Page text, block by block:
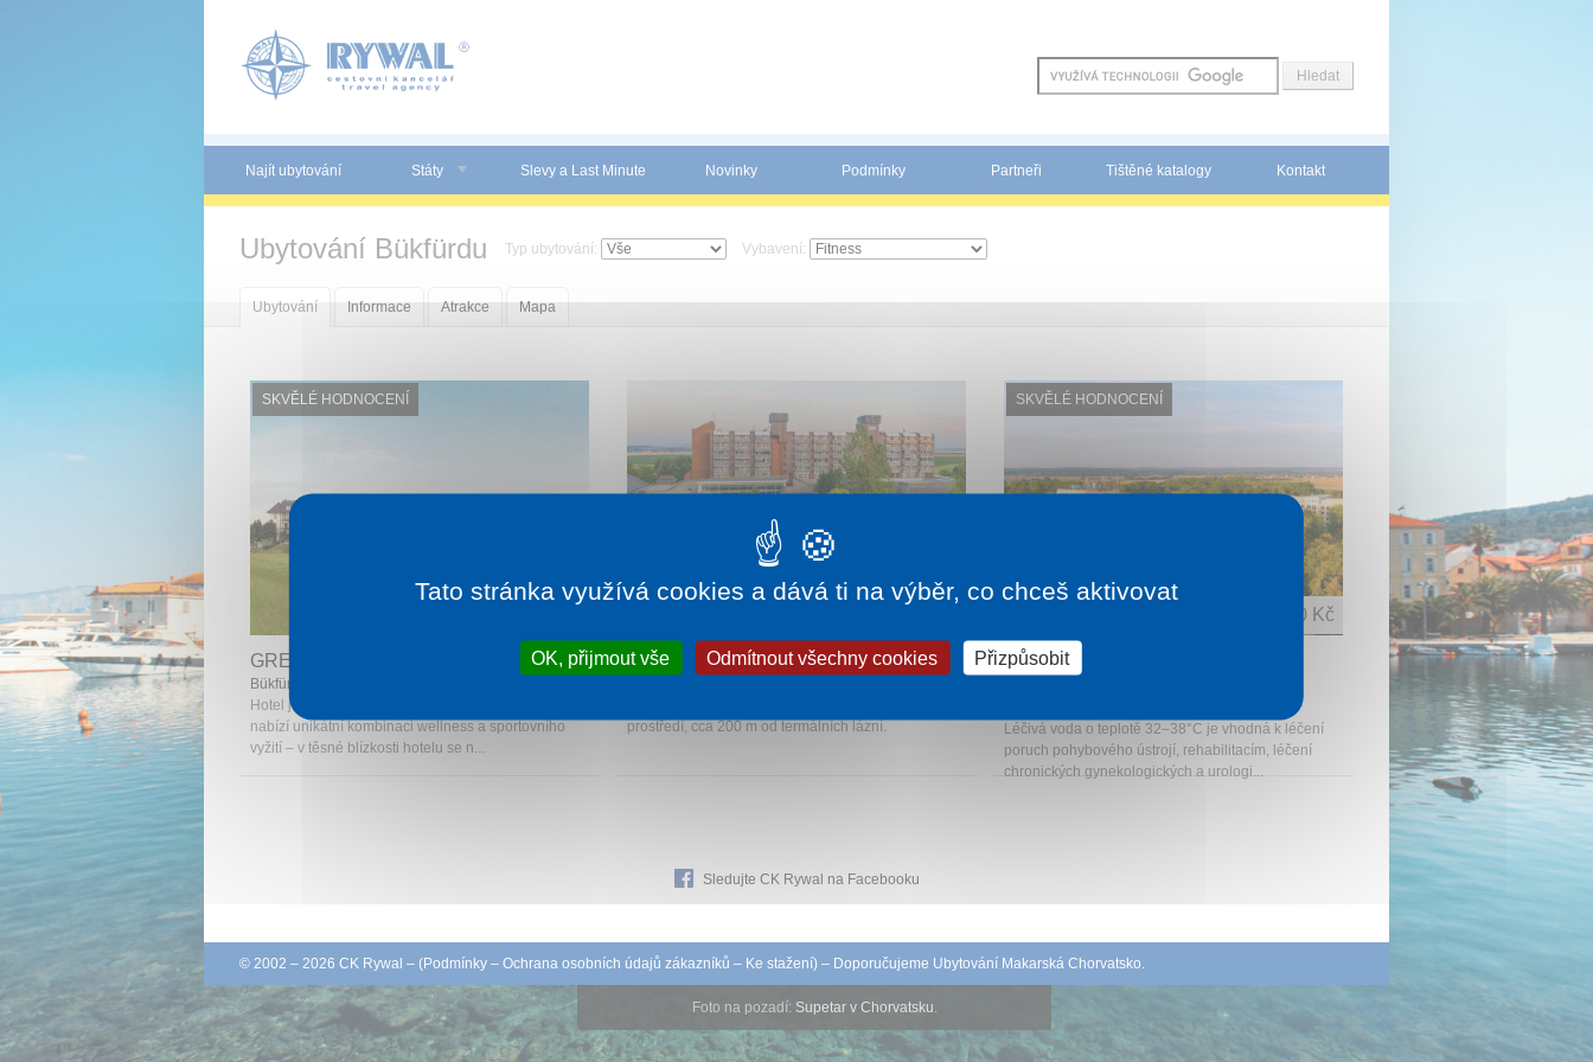
Najít ubytování Státy Slevy a Last Minute Novinky Podmínky Partneři Tištěné katalogy Kontakt
Ubytování Bükfürdu Typ ubytování: Vybavení:
Ubytování Informace Atrakce Mapa
SKVĚLÉ HODNOCENÍ
GREENFIELD HOTEL GOLF & SPA
Bükfürdő
Hotel je obklopen nádherným parkem, svým hostům
nabízí unikátní kombinaci wellness a sportovního
vyžití – v těsné blízkosti hotelu se n...
DANUBIUS HOTEL BÜK
prostředí, cca 200 m od termálních lázní.
SKVĚLÉ HODNOCENÍ
HUNGUEST BÜK EAST (HOTEL
Léčivá voda o teplotě 32–38°C je vhodná k léčení
poruch pohybového ústrojí, rehabilitacím, léčení
chronických gynekologických a urologi...
3 480 Kč
Sledujte CK Rywal na Facebooku
© 2002 – 2026 CK Rywal – (Podmínky – Ochrana osobních údajů zákazníků – Ke stažení) – Doporučujeme Ubytování Makarská Chorvatsko.
Foto na pozadí: Supetar v Chorvatsku.
Tato stránka využívá cookies a dává ti na výběr, co chceš aktivovat
OK, přijmout vše Odmítnout všechny cookies Přizpůsobit